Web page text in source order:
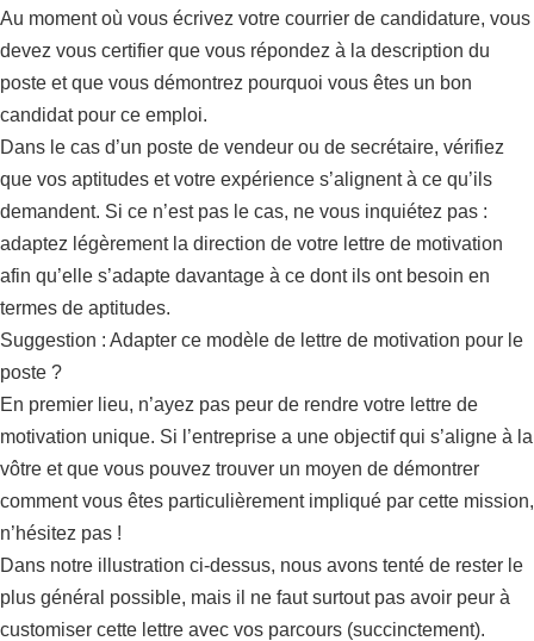
Au moment où vous écrivez votre courrier de candidature, vous
devez vous certifier que vous répondez à la description du
poste et que vous démontrez pourquoi vous êtes un bon
candidat pour ce emploi.
Dans le cas d’un poste de vendeur ou de secrétaire, vérifiez
que vos aptitudes et votre expérience s’alignent à ce qu’ils
demandent. Si ce n’est pas le cas, ne vous inquiétez pas :
adaptez légèrement la direction de votre lettre de motivation
afin qu’elle s’adapte davantage à ce dont ils ont besoin en
termes de aptitudes.
Suggestion : Adapter ce modèle de lettre de motivation pour le
poste ?
En premier lieu, n’ayez pas peur de rendre votre lettre de
motivation unique. Si l’entreprise a une objectif qui s’aligne à la
vôtre et que vous pouvez trouver un moyen de démontrer
comment vous êtes particulièrement impliqué par cette mission,
n’hésitez pas !
Dans notre illustration ci-dessus, nous avons tenté de rester le
plus général possible, mais il ne faut surtout pas avoir peur à
customiser cette lettre avec vos parcours (succinctement).